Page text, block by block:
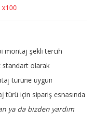
montaj şekli tercih
standart olarak
türüne uygun
türü için sipariş esnasında
ya da bizden yardım